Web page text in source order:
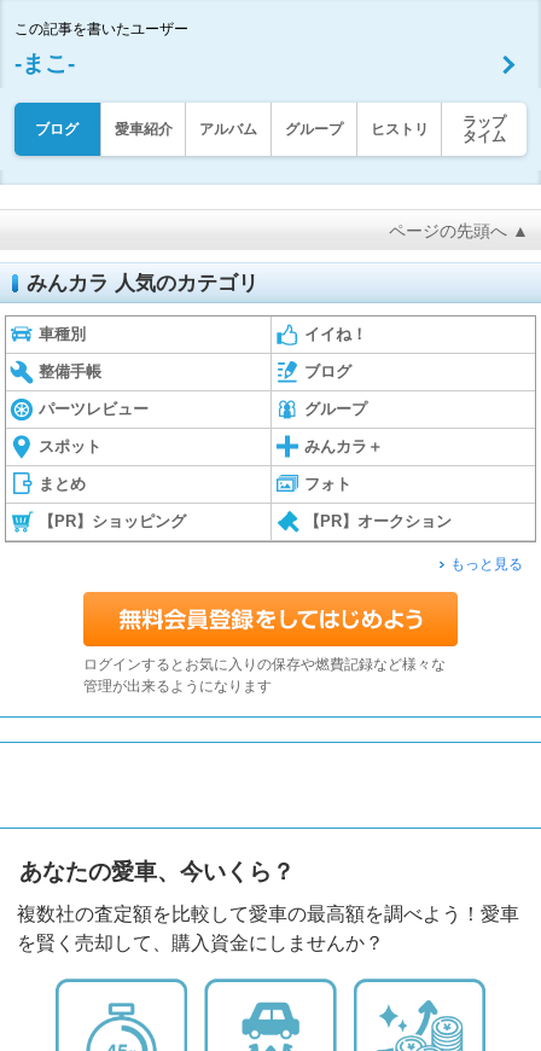
この記事を書いたユーザー
‐まこ‐
ブログ 愛車紹介 アルバム グループ ヒストリ
ラップ
タイム
ページの先頭へ ▲
みんカラ 人気のカテゴリ
車種別 イイね！
整備手帳 ブログ
パーツレビュー グループ
スポット みんカラ＋
まとめ フォト
【PR】ショッピング 【PR】オークション
もっと見る
ログインするとお気に入りの保存や燃費記録など様々な
管理が出来るようになります
あなたの愛車、今いくら？
複数社の査定額を比較して愛車の最高額を調べよう！愛車
を賢く売却して、購入資金にしませんか？